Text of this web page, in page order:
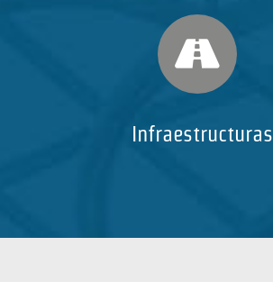
Infraestructuras